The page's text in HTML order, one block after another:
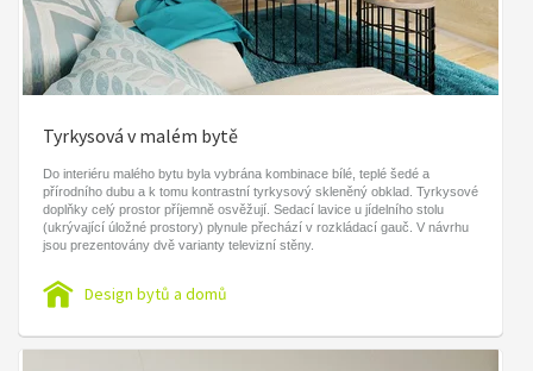
Tyrkysová v malém bytě
Do interiéru malého bytu byla vybrána kombinace bílé, teplé šedé a
přírodního dubu a k tomu kontrastní tyrkysový skleněný obklad. Tyrkysové
doplňky celý prostor příjemně osvěžují. Sedací lavice u jídelního stolu
(ukrývající úložné prostory) plynule přechází v rozkládací gauč. V návrhu
jsou prezentovány dvě varianty televizní stěny.
Design bytů a domů